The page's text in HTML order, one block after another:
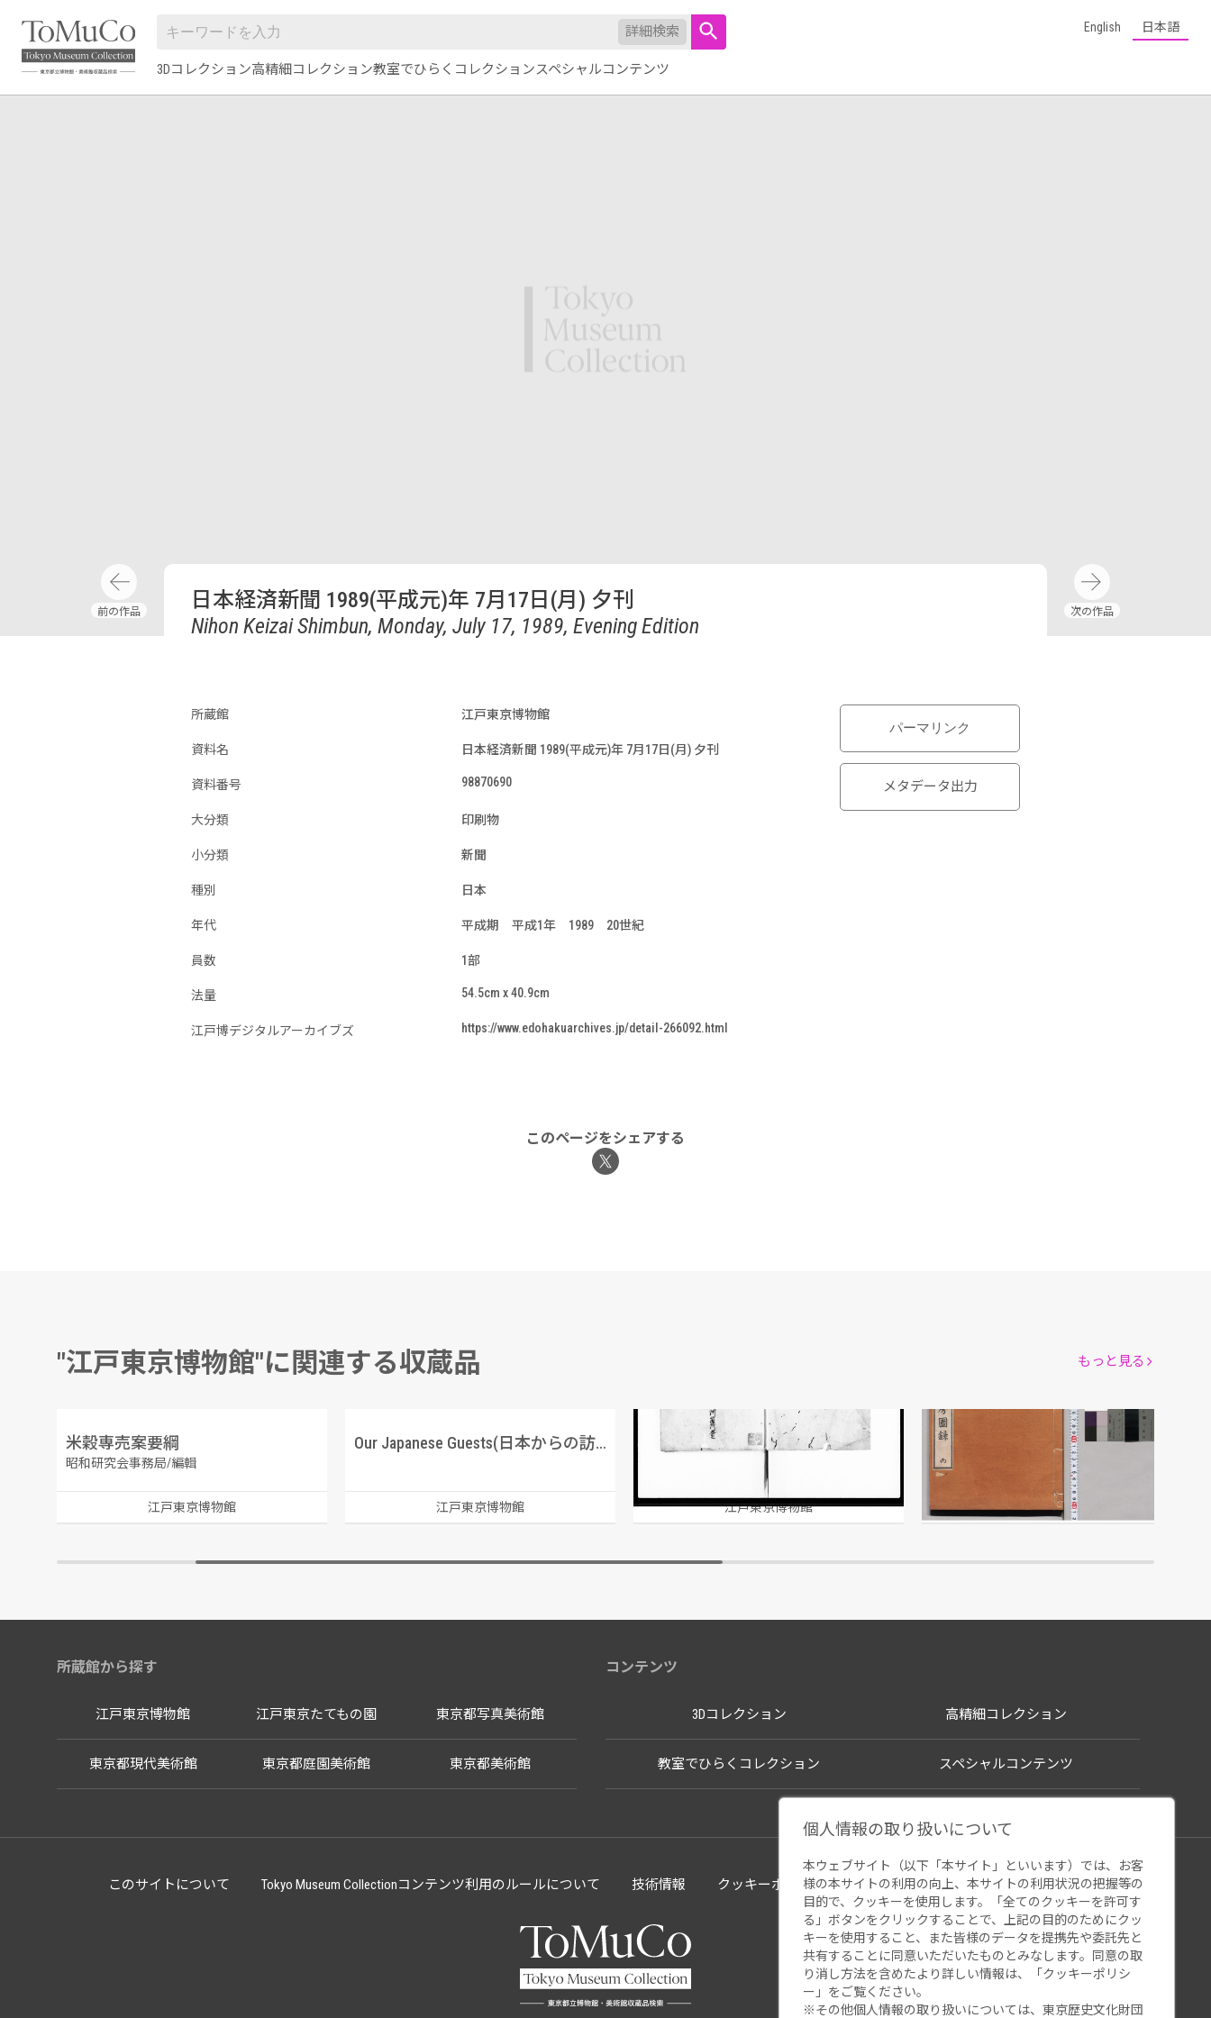
詳細検索
3Dコレクション高精細コレクション教室でひらくコレクションスペシャルコンテンツ
English 日本語
日本経済新聞 1989(平成元)年 7月17日(月) 夕刊
Nihon Keizai Shimbun, Monday, July 17, 1989, Evening Edition
所蔵館 江戸東京博物館
資料名 日本経済新聞 1989(平成元)年 7月17日(月) 夕刊
資料番号 98870690
大分類 印刷物
小分類 新聞
種別 日本
年代 平成期 平成1年 1989 20世紀
員数 1部
法量 54.5cm x 40.9cm
江戸博デジタルアーカイブズ https://www.edohakuarchives.jp/detail-266092.html
パーマリンク
メタデータ出力
このページをシェアする
"江戸東京博物館"に関連する収蔵品
米穀専売案要綱
昭和研究会事務局/編輯
江戸東京博物館
Our Japanese Guests(日本からの訪問客)(Frank Leslie’s Illustrated Newspaper(1860年))
江戸東京博物館
諸国御関所 八番
江戸東京博物館
小山林堂書画文房図録 丙
市川三亥/編
江戸東京博物館
もっと見る
所蔵館から探す
江戸東京博物館 江戸東京たてもの園 東京都写真美術館
東京都現代美術館 東京都庭園美術館 東京都美術館
コンテンツ
3Dコレクション 高精細コレクション
教室でひらくコレクション スペシャルコンテンツ
このサイトについて Tokyo Museum Collectionコンテンツ利用のルールについて 技術情報 クッキーポリシー ウェブアクセシビリティ 関連サイト
個人情報の取り扱いについて
本ウェブサイト（以下「本サイト」といいます）では、お客
様の本サイトの利用の向上、本サイトの利用状況の把握等の
目的で、クッキーを使用します。「全てのクッキーを許可す
る」ボタンをクリックすることで、上記の目的のためにクッ
キーを使用すること、また皆様のデータを提携先や委託先と
共有することに同意いただいたものとみなします。同意の取
り消し方法を含めたより詳しい情報は、「 クッキーポリシ
ー 」をご覧ください。
※その他個人情報の取り扱いについては、 東京歴史文化財団